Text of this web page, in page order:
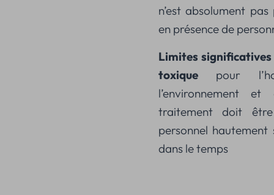
n’est absolument
en présence de
Limites significatives
toxiquepour
l’environnement
traitement doit
personnel
dans le temps